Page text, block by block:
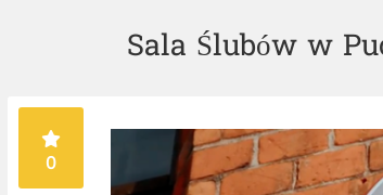
Sala Ślubów w
0